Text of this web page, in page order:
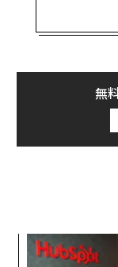
考慮すべき真実
はない。彼らは
多くの職場で、
ること、リード
調整だ。若手の
なわけではない
たりにしてきた
より速くで
無